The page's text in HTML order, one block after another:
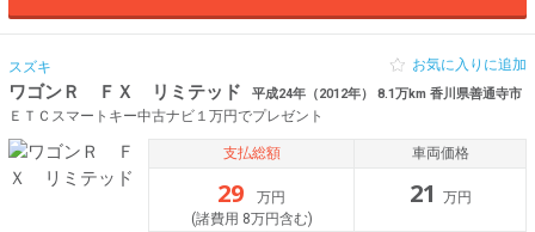
スズキ
ワゴンＲ ＦＸ リミテッド 平成24年（2012年） 8.1万km 香川県善通寺市
ＥＴＣスマートキー中古ナビ１万円でプレゼント
お気に入りに追加
支払総額
29
万円
(諸費用 8万円含む)
車両価格
21 万円